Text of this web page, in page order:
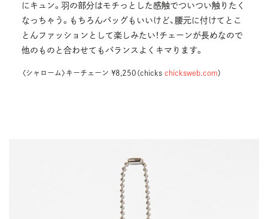
にキュン。羽の部分はモチっとした感触でついつい触りたく
なっちゃう。もちろんバッグもいいけど、腰元に付けてとこ
とんファッションとして楽しみたい！チェーンが長めなので
他のものと合わせてもバランスよくキマります。
〈シャローム〉キーチェーン ¥8,250（chicks chicksweb.com）